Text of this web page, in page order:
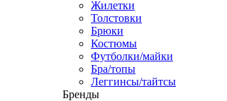
Жилетки
Толстовки
Брюки
Костюмы
Футболки/майки
Бра/топы
Леггинсы/тайтсы
Бренды